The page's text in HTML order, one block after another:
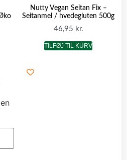
Nutty Vegan Seitan Fix –
Seitanmel / hvedegluten 500g
46,95 kr.
TILFØJ TIL KURV